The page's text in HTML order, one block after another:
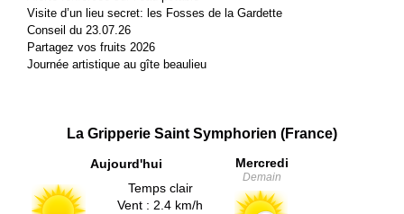
Visite d’un lieu secret: les Fosses de la Gardette
Conseil du 23.07.26
Partagez vos fruits 2026
Journée artistique au gîte beaulieu
La Gripperie Saint Symphorien (France)
Aujourd'hui
Temps clair
Vent : 2.4 km/h
Mercredi
Demain